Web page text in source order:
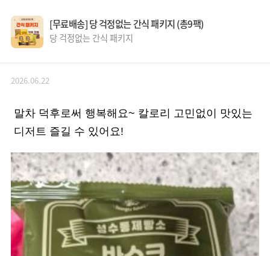
[무료배송] 당 걱정없는 간식 패키지 (총9팩)
당 걱정없는 간식 패키지
2026.06.22
말차 덕후로써 행복해요~ 칼로리 고민없이 맛있는
디저트 즐길 수 있어요!